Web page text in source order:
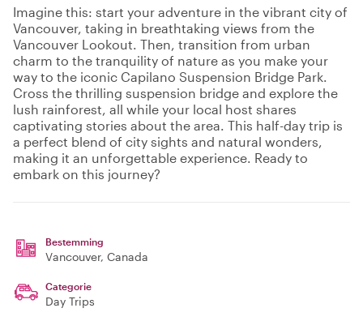
Imagine this: start your adventure in the vibrant city of
Vancouver, taking in breathtaking views from the
Vancouver Lookout. Then, transition from urban
charm to the tranquility of nature as you make your
way to the iconic Capilano Suspension Bridge Park.
Cross the thrilling suspension bridge and explore the
lush rainforest, all while your local host shares
captivating stories about the area. This half-day trip is
a perfect blend of city sights and natural wonders,
making it an unforgettable experience. Ready to
embark on this journey?
Bestemming
Vancouver, Canada
Categorie
Day Trips